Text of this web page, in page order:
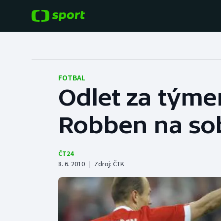
Hokej
Tenis
Cyklistika
Baseball a softbal
Basketbal
Boby a skeleton
Box
FOTBAL
Odlet za
Robben na
ČT24
8. 6. 2010 | Zdroj: ČTK